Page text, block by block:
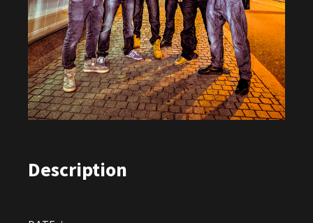
Description